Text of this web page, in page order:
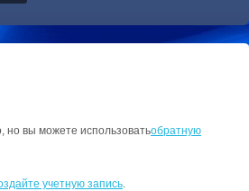
но вы можете использоватьобратную
учетную запись.